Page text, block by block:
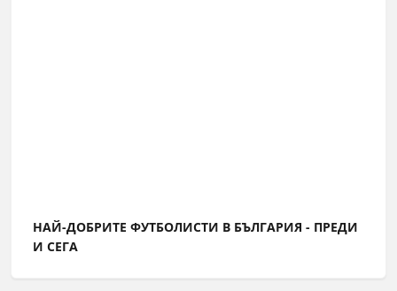
НАЙ-ДОБРИТЕ ФУТБОЛИСТИ В БЪЛГАРИЯ - ПРЕДИ
И СЕГА